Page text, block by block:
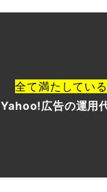
全て満たしてい
Yahoo!広告の運用